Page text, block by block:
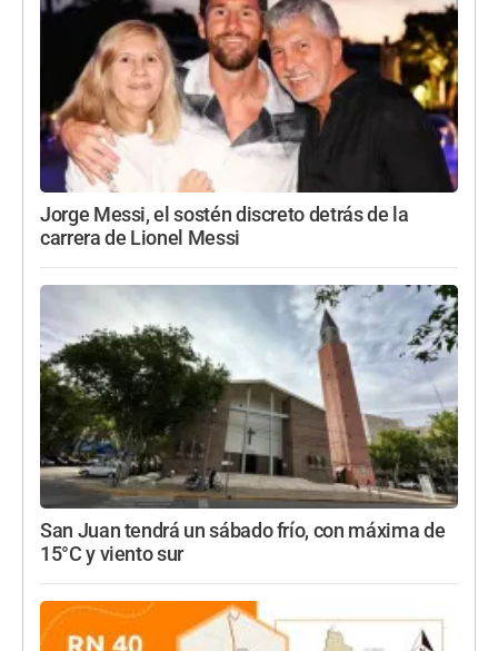
Jorge Messi, el sostén discreto detrás de la
carrera de Lionel Messi
San Juan tendrá un sábado frío, con máxima de
15°C y viento sur